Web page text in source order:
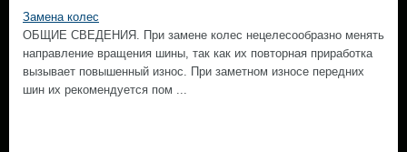
Замена колес
ОБЩИЕ СВЕДЕНИЯ. При замене колес нецелесообразно менять
направление вращения шины, так как их повторная приработка
вызывает повышенный износ. При заметном износе передних
шин их рекомендуется пом ...